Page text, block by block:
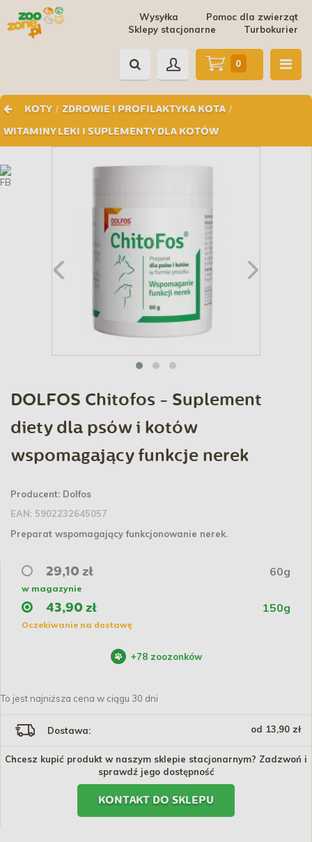
Pomoc dla zwierząt
Wysyłka
Turbokurier
Sklepy stacjonarne
KOTY / ZDROWIE I PROFILAKTYKA KOTA /
WITAMINY LEKI I SUPLEMENTY DLA KOTÓW
0
DOLFOS Chitofos - Suplement
diety dla psów i kotów
wspomagający funkcje nerek
Producent: Dolfos
EAN: 5902232645057
Preparat wspomagający funkcjonowanie nerek.
29,10 zł 60g
w magazynie
43,90 zł 150g
Oczekiwanie na dostawę
+78 zoozonków
To jest najniższa cena w ciągu 30 dni
Dostawa: od 13,90 zł
Chcesz kupić produkt w naszym sklepie stacjonarnym? Zadzwoń i
sprawdź jego dostępność
KONTAKT DO SKLEPU